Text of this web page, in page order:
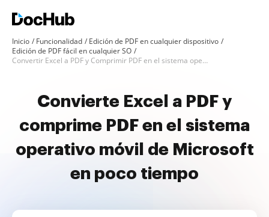
Inicio Funcionalidad
Edición de PDF en cualquier dispositivo
Edición de PDF fácil en cualquier SO
Convertir Excel a PDF y Comprimir PDF en el sistema operativo móvil de Microsoft
Convierte Excel a PDF y
comprime PDF en el sistema
operativo móvil de Microsoft
en poco tiempo